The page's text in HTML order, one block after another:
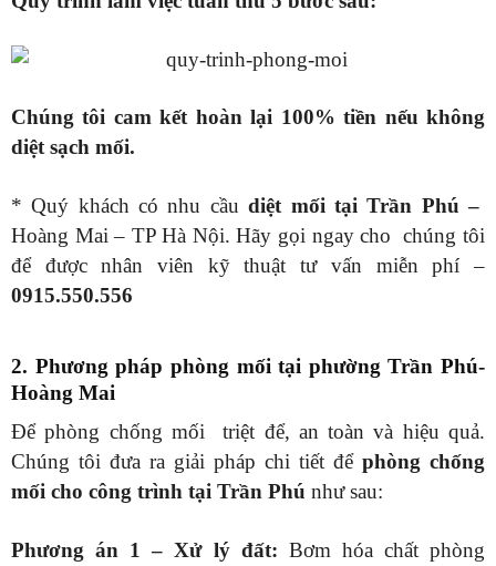
Chúng tôi cam kết hoàn lại 100% tiền nếu không
diệt sạch mối.
* Quý khách có nhu cầudiệt mối tại Trần Phú –
Hoàng Mai – TP Hà Nội. Hãy gọi ngay cho chúng tôi
để được nhân viên kỹ thuật tư vấn miễn phí –
0915.550.556
2. Phương pháp phòng mối tại phường Trần Phú-
Hoàng Mai
Để phòng chống mối triệt để, an toàn và hiệu quả.
Chúng tôi đưa ra giải pháp chi tiết để phòng chống
mối cho công trình tại Trần Phú như sau:
Phương án 1 – Xử lý đất: Bơm hóa chất phòng